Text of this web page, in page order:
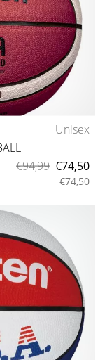
Unisex
€94,99 €74,50
€74,50